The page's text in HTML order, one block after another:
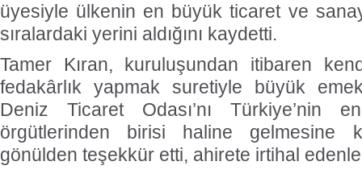
üyesiyle ülkenin en büyük ticaret ve
sıralardaki yerini aldığını kaydetti.
Tamer Kıran, kuruluşundan itibaren
fedakârlık yapmak suretiyle büyük
Deniz Ticaret Odası’nı Türkiye’nin
örgütlerinden birisi haline gelmesine
gönülden teşekkür etti, ahirete irtihal